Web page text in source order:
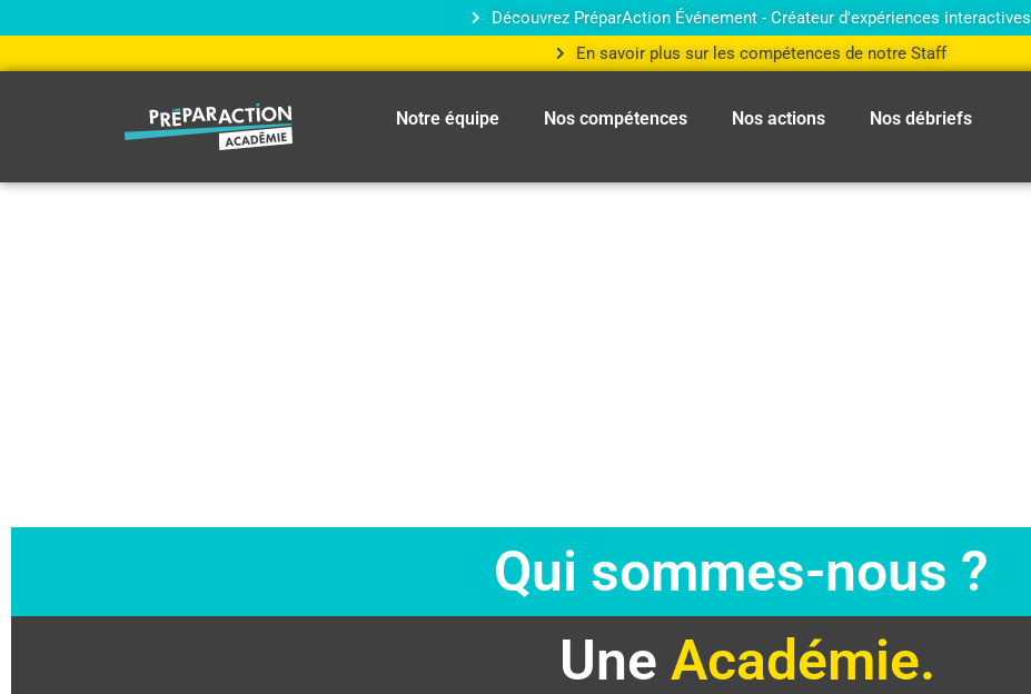
Découvrez PréparAction Événement - Créateur d'expériences interactives
En savoir plus sur les compétences de notre Staff
Notre équipe Nos compétences Nos actions Nos débriefs
Qui sommes-nous ?
Une Académie.